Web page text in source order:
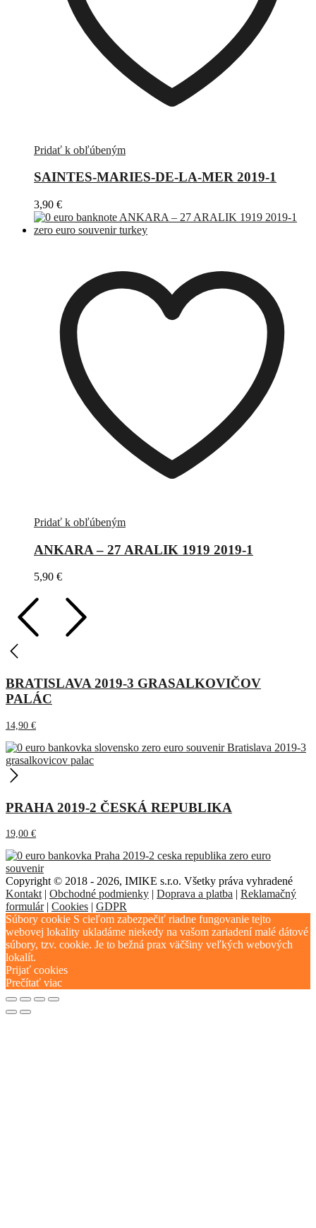
Pridať k obľúbeným
SAINTES-MARIES-DE-LA-MER 2019-1
3,90 €
Pridať k obľúbeným
ANKARA – 27 ARALIK 1919 2019-1
5,90 €
BRATISLAVA 2019-3 GRASALKOVIČOV
PALÁC
14,90 €
PRAHA 2019-2 ČESKÁ REPUBLIKA
19,00 €
Copyright © 2018 - 2026, IMIKE s.r.o. Všetky práva vyhradené
Kontakt | Obchodné podmienky | Doprava a platba | Reklamačný
formulár| Cookies | GDPR
Súbory cookie S cieľom zabezpečiť riadne fungovanie tejto
webovej lokality ukladáme niekedy na vašom zariadení malé dátové
súbory, tzv. cookie. Je to bežná prax väčšiny veľkých webových
lokalít.
Prijať cookies
Prečítať viac